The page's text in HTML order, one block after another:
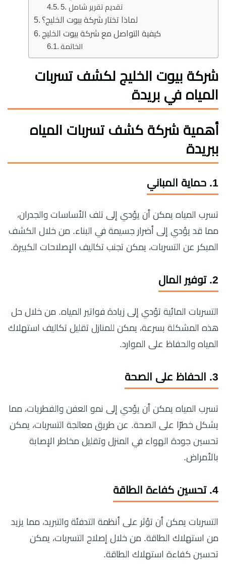
5. تقديم تقرير شامل
لماذا تختار شركة بيوت الخليج؟
كيفية التواصل مع شركة بيوت الخليج
الخاتمة
شركة بيوت الخليج لكشف تسربات
المياه في بريدة
أهمية شركة كشف تسربات المياه
ببريدة
1. حماية المباني
تسرب المياه يمكن أن يؤدي إلى تلف الأساسات والجدران،
مما قد يؤدي إلى أضرار جسيمة في البناء. من خلال الكشف
المبكر عن التسربات، يمكن تجنب تكاليف الإصلاحات الكبيرة.
2. توفير المال
التسربات المائية تؤدي إلى زيادة فواتير المياه. من خلال حل
هذه المشكلة بسرعة، يمكن للمنازل تقليل تكاليف استهلاك
المياه والحفاظ على الموارد.
3. الحفاظ على الصحة
تسرب المياه يمكن أن يؤدي إلى نمو العفن والفطريات، مما
يشكل خطرًا على الصحة. عن طريق معالجة التسربات، يمكن
تحسين جودة الهواء في المنزل وتقليل مخاطر الإصابة
بالأمراض.
4. تحسين كفاءة الطاقة
التسربات يمكن أن تؤثر على أنظمة التدفئة والتبريد، مما يزيد
من استهلاك الطاقة. من خلال إصلاح التسربات، يمكن
تحسين كفاءة استهلاك الطاقة.